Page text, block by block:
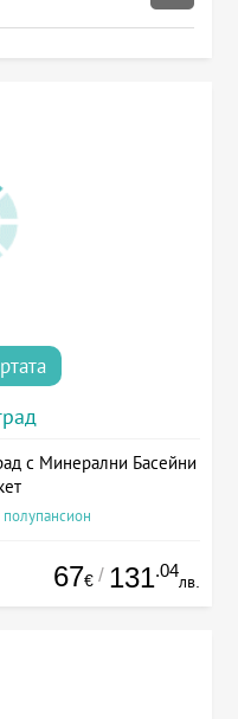
с Минерални Басейни
67€ / 131.04
лв.